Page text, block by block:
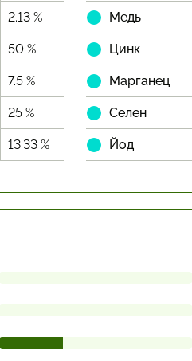
2.13 %
50 %
7.5 %
25 %
13.33 %
Медь
Цинк
Марганец
Селен
Йод